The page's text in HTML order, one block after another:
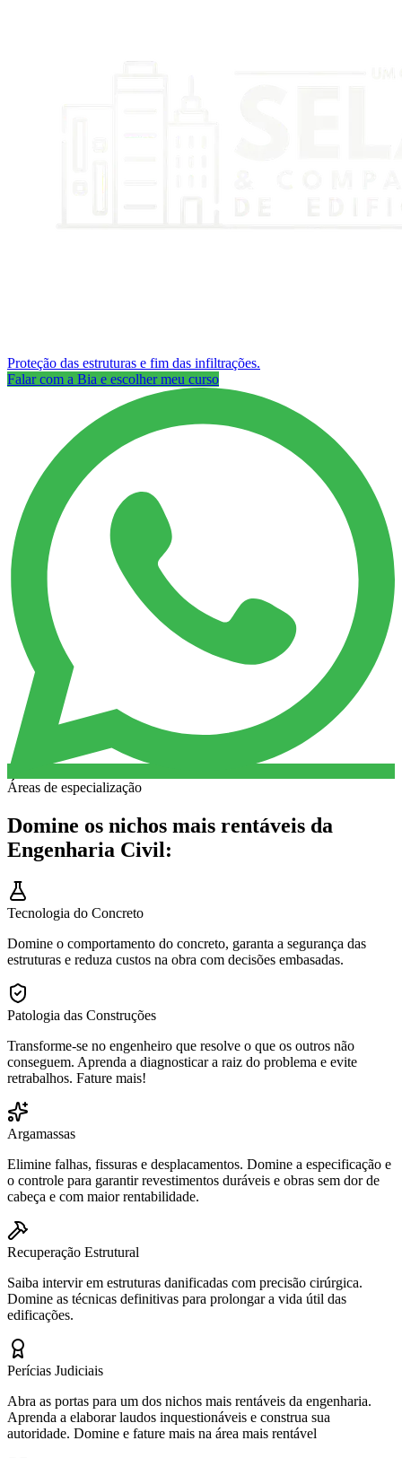
Proteção das estruturas e fim das infiltrações.
Falar com a Bia e escolher meu curso
Áreas de especialização
Domine os nichos mais rentáveis da
Engenharia Civil:
Tecnologia do Concreto
Domine o comportamento do concreto, garanta a segurança das
estruturas e reduza custos na obra com decisões embasadas.
Patologia das Construções
Transforme-se no engenheiro que resolve o que os outros não
conseguem. Aprenda a diagnosticar a raiz do problema e evite
retrabalhos. Fature mais!
Argamassas
Elimine falhas, fissuras e desplacamentos. Domine a especificação e
o controle para garantir revestimentos duráveis e obras sem dor de
cabeça e com maior rentabilidade.
Recuperação Estrutural
Saiba intervir em estruturas danificadas com precisão cirúrgica.
Domine as técnicas definitivas para prolongar a vida útil das
edificações.
Perícias Judiciais
Abra as portas para um dos nichos mais rentáveis da engenharia.
Aprenda a elaborar laudos inquestionáveis e construa sua
autoridade. Domine e fature mais na área mais rentável